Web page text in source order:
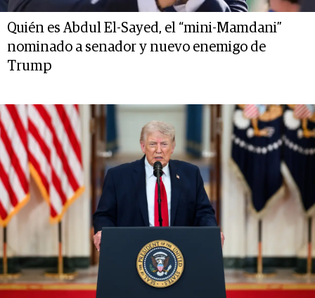
Quién es Abdul El-Sayed, el “mini-Mamdani”
nominado a senador y nuevo enemigo de
Trump